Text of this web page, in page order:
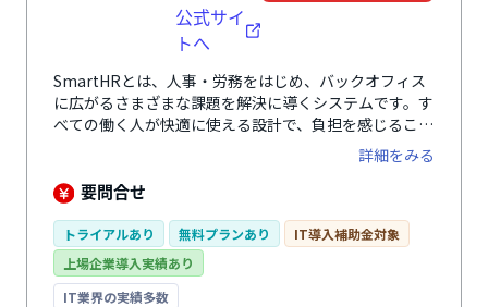
公式サイ
トへ
SmartHRとは、人事・労務をはじめ、バックオフィス
に広がるさまざまな課題を解決に導くシステムです。す
べての働く人が快適に使える設計で、負担を感じること
なく、入退社手続きや年末調整、勤怠管理、人事評価業
務など、人事・労務に関わる幅広い業務を効率化しま
す。 さらに、業務の中で自然に蓄まる正確な従業員デ
を向上。 毎日の負担を減らしながら従業員の力を引き
出し、組織の生産性向上と持続的な成果を創出する戦略
人事を実現します。
詳細をみる
要問合せ
トライアルあり 無料プランあり
IT導入補助金対象
上場企業導入実績あり
IT業界の実績多数